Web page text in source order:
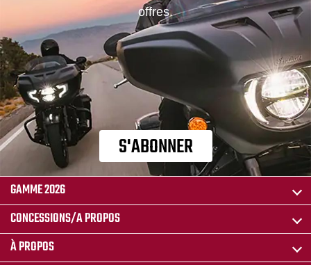
offres.
S'ABONNER
GAMME 2026
CONCESSIONS/A PROPOS
À PROPOS